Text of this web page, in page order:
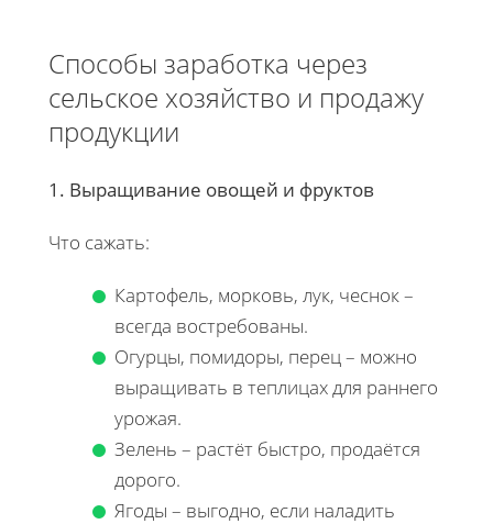
Способы заработка через
сельское хозяйство и продажу
продукции
1. Выращивание овощей и фруктов
Что сажать:
Картофель, морковь, лук, чеснок –
всегда востребованы.
Огурцы, помидоры, перец – можно
выращивать в теплицах для раннего
урожая.
Зелень – растёт быстро, продаётся
дорого.
Ягоды – выгодно, если наладить